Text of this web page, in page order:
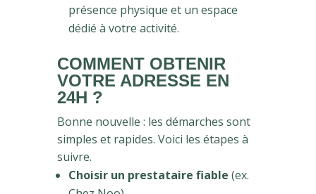
présence physique et un espace
dédié à votre activité.
COMMENT OBTENIR
VOTRE ADRESSE EN
24H ?
Bonne nouvelle : les démarches sont
simples et rapides. Voici les étapes à
suivre.
Choisir un prestataire fiable (ex.